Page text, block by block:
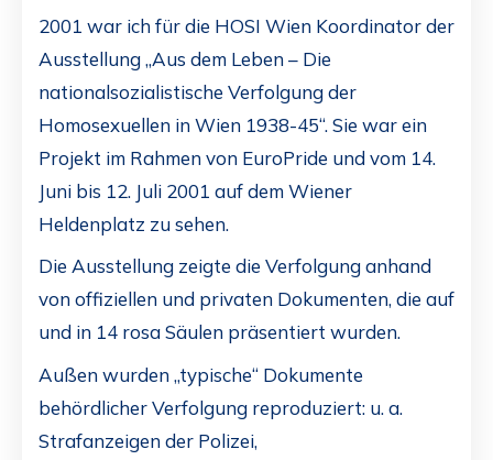
2001 war ich für die HOSI Wien Koordinator der
Ausstellung „Aus dem Leben – Die
nationalsozialistische Verfolgung der
Homosexuellen in Wien 1938-45“. Sie war ein
Projekt im Rahmen von EuroPride und vom 14.
Juni bis 12. Juli 2001 auf dem Wiener
Heldenplatz zu sehen.
Die Ausstellung zeigte die Verfolgung anhand
von offiziellen und privaten Dokumenten, die auf
und in 14 rosa Säulen präsentiert wurden.
Außen wurden „typische“ Dokumente
behördlicher Verfolgung reproduziert: u. a.
Strafanzeigen der Polizei,